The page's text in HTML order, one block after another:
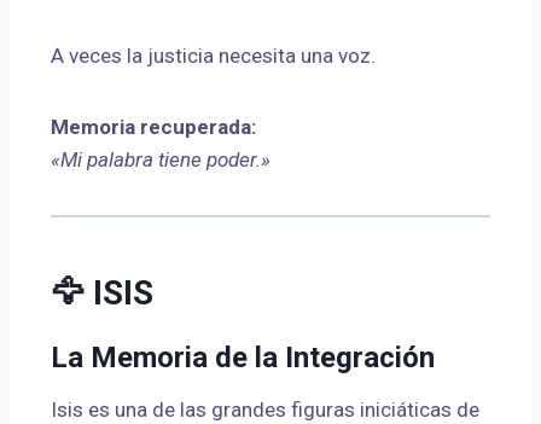
A veces la justicia necesita una voz.
Memoria recuperada:
«Mi palabra tiene poder.»
🦅 ISIS
La Memoria de la Integración
Isis es una de las grandes figuras iniciáticas de